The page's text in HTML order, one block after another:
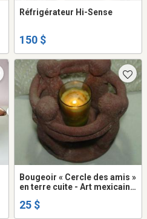
Réfrigérateur Hi-Sense
150 $
Bougeoir « Cercle des amis »
en terre cuite - Art mexicain
25 $